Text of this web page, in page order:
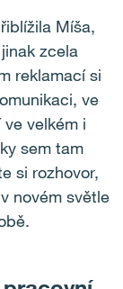
Míša,
zcela
reklamací si
ve
velkém i
sem tam
si rozhovor,
novém světle